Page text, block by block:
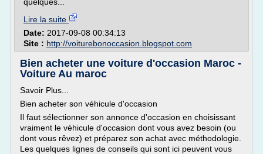
Lire la suite
Date: 2017-09-08 00:34:13
Site : http://voiturebonoccasion.blogspot.com
Bien acheter une voiture d'occasion Maroc -
Voiture Au maroc
Savoir Plus...
Bien acheter son véhicule d'occasion
Il faut sélectionner son annonce d'occasion en choisissant
vraiment le véhicule d'occasion dont vous avez besoin (ou
dont vous rêvez) et préparez son achat avec méthodologie.
Les quelques lignes de conseils qui sont ici peuvent vous